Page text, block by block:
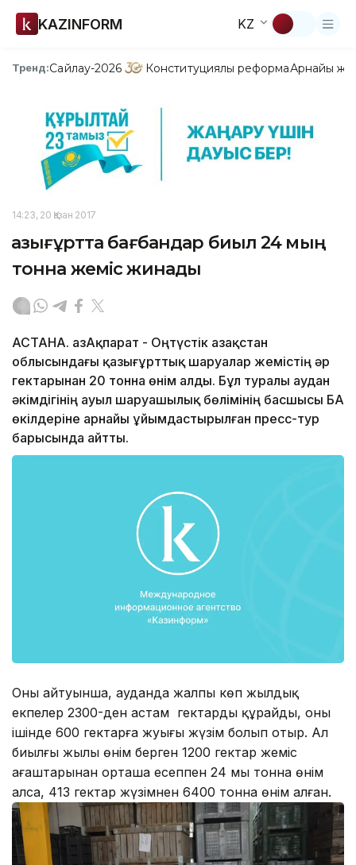
KAZINFORM KZ
Тренд:Сайлау-2026 Конституциялық реформаАрнайы
14:23, 20 Қазан 2017
Қазығұртта бағбандар биыл 24 мың
тонна жеміс жинады
АСТАНА. ҚазАқпарат - Оңтүстік Қазақстан
облысындағы қазығұрттық шаруалар жемістің әр
гектарынан 20 тонна өнім алды. Бұл туралы аудан
әкімдігінің ауыл шаруашылық бөлімінің басшысы БАҚ
өкілдеріне арнайы ұйымдастырылған пресс-тур
барысында айтты.
Оның айтуынша, ауданда жалпы көп жылдық
екпелер 2300-ден астам гектарды құрайды, оның
ішінде 600 гектарға жуығы жүзім болып отыр. Ал
биылғы жылы өнім берген 1200 гектар жеміс
ағаштарынан орташа есеппен 24 мың тонна өнім
алса, 413 гектар жүзімнен 6400 тонна өнім алған.